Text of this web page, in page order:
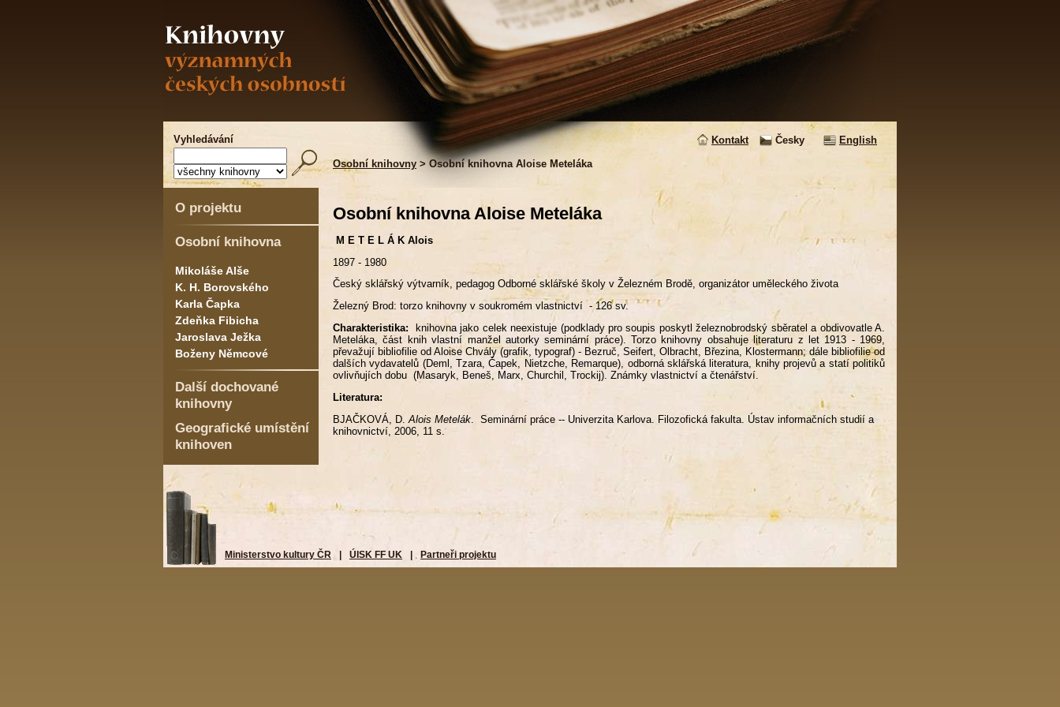
Vyhledávání Kontakt Česky
English
Osobní knihovny > Osobní knihovna Aloise Meteláka
O projektu
Osobní knihovna
Mikoláše Alše
K. H. Borovského
Karla Čapka
Zdeňka Fibicha
Jaroslava Ježka
Boženy Němcové
Další dochované
knihovny
Geografické umístění
knihoven
Osobní knihovna Aloise Meteláka
M E T E L Á K Alois
1897 - 1980
Český sklářský výtvarník, pedagog Odborné sklářské školy v Železném Brodě, organizátor uměleckého života
Železný Brod: torzo knihovny v soukromém vlastnictví - 126 sv.
Charakteristika:
knihovna jako celek neexistuje (podklady pro soupis poskytl železnobrodský sběratel a obdivovatle A.
Meteláka, část knih vlastní manžel autorky seminární práce). Torzo knihovny obsahuje literaturu z let 1913 - 1969,
převažují bibliofilie od Aloise Chvály (grafik, typograf) - Bezruč, Seifert, Olbracht, Březina, Klostermann; dále bibliofilie od
dalších vydavatelů (Deml, Tzara, Čapek, Nietzche, Remarque), odborná sklářská literatura, knihy projevů a statí politiků
ovlivňujích dobu (Masaryk, Beneš, Marx, Churchil, Trockij). Známky vlastnictví a čtenářství.
Literatura:
BJAČKOVÁ, D. Alois Metelák . Seminární práce -- Univerzita Karlova. Filozofická fakulta. Ústav informačních studií a
knihovnictví, 2006, 11 s.
Ministerstvo kultury ČR ÚISK FF UK Partneři projektu